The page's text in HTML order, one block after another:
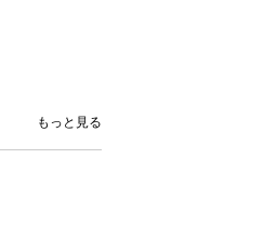
もっと見る